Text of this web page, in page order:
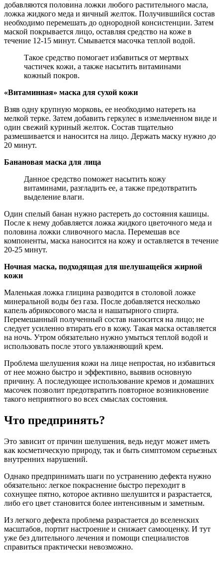
добавляются половина ложки любого растительного масла,
ложка жидкого меда и яичный желток. Получившийся состав
необходимо перемешать до однородной консистенции. Затем
маской покрывается лицо, оставляя средство на коже в
течение 12-15 минут. Смывается масочка теплой водой.
Такое средство помогает избавиться от мертвых
частичек кожи, а также насытить витаминами
кожный покров.
«Витаминная» маска для сухой кожи
Взяв одну крупную морковь, ее необходимо натереть на
мелкой терке. Затем добавить геркулес в измельченном виде и
один свежий куриный желток. Состав тщательно
размешивается и наносится на лицо. Держать маску нужно до
20 минут.
Банановая маска для лица
Данное средство поможет насытить кожу
витаминами, разгладить ее, а также предотвратить
выделение влаги.
Один спелый банан нужно растереть до состояния кашицы.
После к нему добавляется ложка жидкого цветочного меда и
половина ложки сливочного масла. Перемешав все
компоненты, маска наносится на кожу и оставляется в течение
20-25 минут.
Ночная маска, подходящая для шелушащейся жирной
кожи
Маленькая ложка глицина разводится в столовой ложке
минеральной воды без газа. После добавляется несколько
капель абрикосового масла и нашатырного спирта.
Перемешанный полученный состав наносится на лицо; не
следует усиленно втирать его в кожу. Такая маска оставляется
на ночь. Утром обязательно нужно умыться теплой водой и
использовать после этого увлажняющий крем.
Проблема шелушения кожи на лице непростая, но избавиться
от нее можно быстро и эффективно, выявив основную
причину. А последующее использование кремов и домашних
масочек позволит предотвратить повторное возникновение
такого неприятного во всех смыслах состояния.
Что предпринять?
Это зависит от причин шелушения, ведь недуг может иметь
как косметическую природу, так и быть симптомом серьезных
внутренних нарушений.
Однако предпринимать шаги по устранению дефекта нужно
обязательно: легкое покраснение быстро переходит в
сохнущее пятно, которое активно шелушится и разрастается,
либо его цвет становится более интенсивным и заметным.
Из легкого дефекта проблема разрастается до вселенских
масштабов, портит настроение и снижает самооценку. И тут
уже без длительного лечения и помощи специалистов
справиться практически невозможно.